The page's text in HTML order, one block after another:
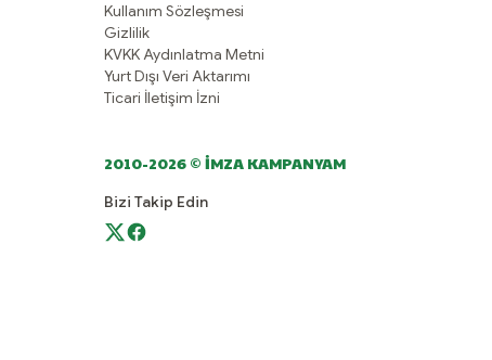
Kullanım Sözleşmesi
Gizlilik
KVKK Aydınlatma Metni
Yurt Dışı Veri Aktarımı
Ticari İletişim İzni
2010-2026 © İMZA KAMPANYAM
Bizi Takip Edin